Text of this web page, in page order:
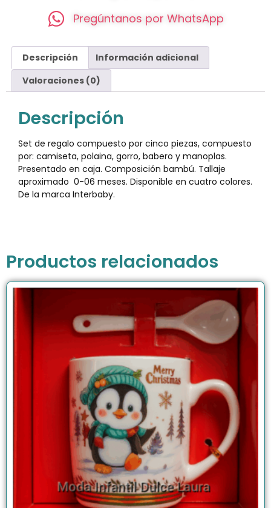
Pregúntanos por WhatsApp
Descripción
Información adicional
Valoraciones (0)
Descripción
Set de regalo compuesto por cinco piezas, compuesto
por: camiseta, polaina, gorro, babero y manoplas.
Presentado en caja. Composición bambú. Tallaje
aproximado 0-06 meses. Disponible en cuatro colores.
De la marca Interbaby.
Productos relacionados